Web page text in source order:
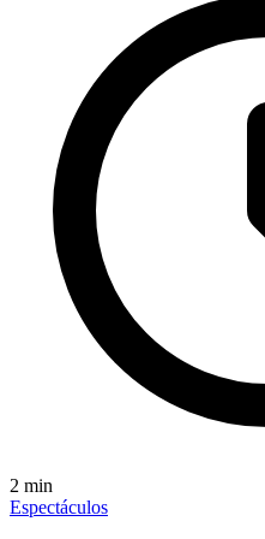
2 min
Espectáculos